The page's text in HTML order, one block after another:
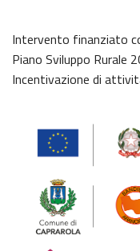
Intervento finanziato
Piano Sviluppo Rurale
Incentivazione di